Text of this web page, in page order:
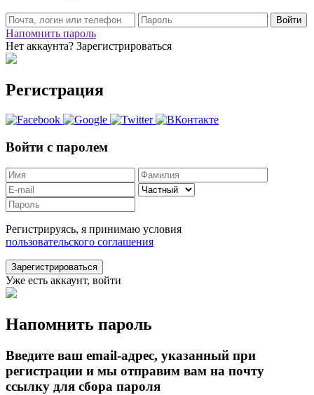
Войти
Напомнить пароль
Нет аккаунта? Зарегистрироваться
Регистрация
Войти с паролем
Регистрируясь, я принимаю условия
пользовательского соглашения
Зарегистрироваться
Уже есть аккаунт, войти
Напомнить пароль
Введите ваш email-адрес, указанный при
регистрации и мы отправим вам на почту
ссылку для сбора пароля